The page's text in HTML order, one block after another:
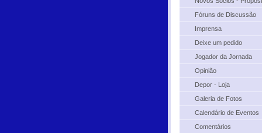
Fóruns de Discussão
Imprensa
Deixe um pedido
Jogador da Jornada
Opinião
Depor - Loja
Galeria de Fotos
Calendário de Eventos
Comentários